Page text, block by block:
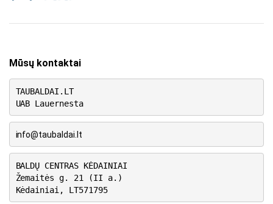
Mūsų kontaktai
TAUBALDAI.LT
UAB Lauernesta
info@taubaldai.lt
BALDŲ CENTRAS KĖDAINIAI
Žemaitės g. 21 (II a.)
Kėdainiai, LT571795